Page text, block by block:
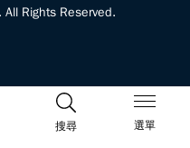
搜尋 選單
Rights Reserved.